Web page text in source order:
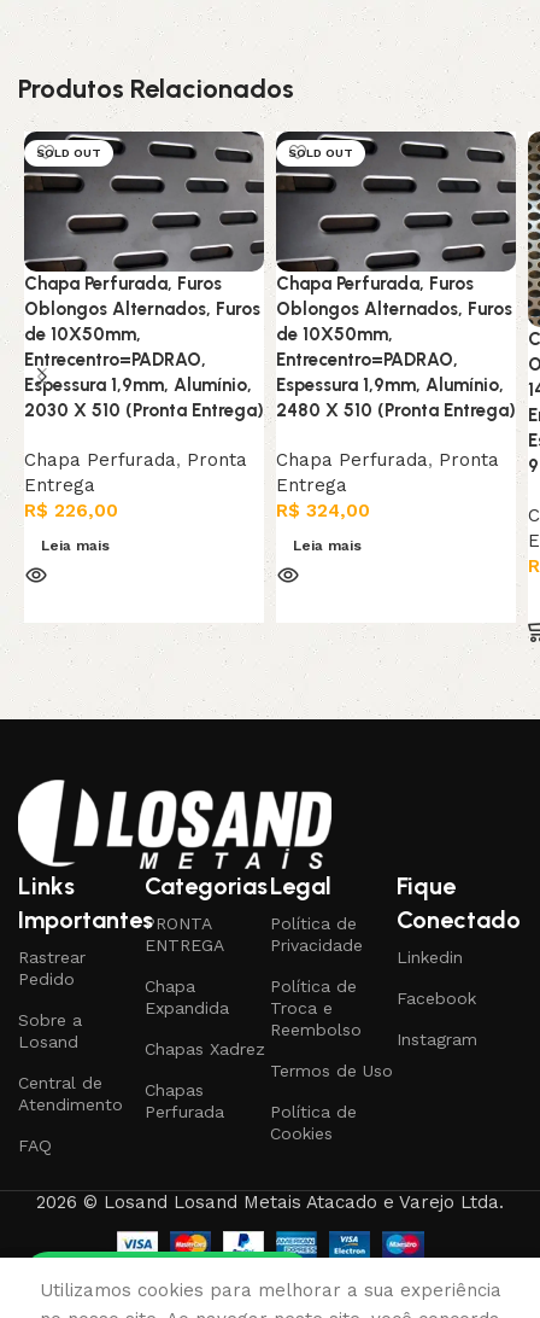
Produtos Relacionados
SOLD OUT
Chapa Perfurada, Furos
Oblongos Alternados, Furos
de 10X50mm,
Entrecentro=PADRAO,
Espessura 1,9mm, Alumínio,
2030 X 510 (Pronta Entrega)
Chapa Perfurada, Pronta
Entrega
R$ 226,00
Leia mais
SOLD OUT
Chapa Perfurada, Furos
Oblongos Alternados, Furos
de 10X50mm,
Entrecentro=PADRAO,
Espessura 1,9mm, Alumínio,
2480 X 510 (Pronta Entrega)
Chapa Perfurada, Pronta
Entrega
R$ 324,00
Leia mais
Links
Importantes
Rastrear
Pedido
Sobre a
Losand
Central de
Atendimento
FAQ
Categorias
PRONTA
ENTREGA
Chapa
Expandida
Chapas Xadrez
Chapas
Perfurada
Legal
Política de
Privacidade
Política de
Troca e
Reembolso
Termos de Uso
Política de
Cookies
Fique
Conectado
Linkedin
Facebook
Instagram
2026 © Losand Losand Metais Atacado e Varejo Ltda.
Utilizamos cookies para melhorar a sua experiência